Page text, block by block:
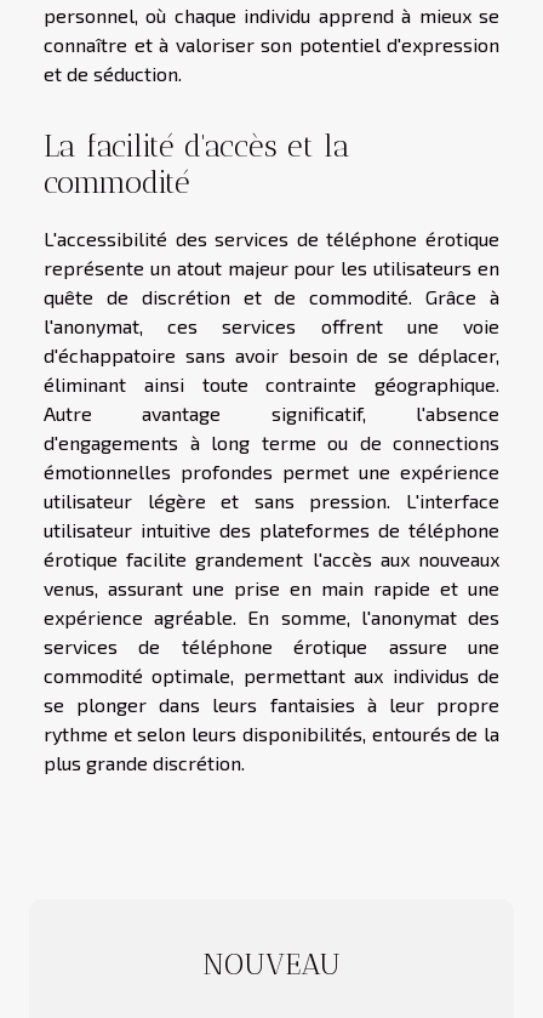
personnel, où chaque individu apprend à mieux se
connaître et à valoriser son potentiel d'expression
et de séduction.
La facilité d'accès et la
commodité
L'accessibilité des services de téléphone érotique
représente un atout majeur pour les utilisateurs en
quête de discrétion et de commodité. Grâce à
l'anonymat, ces services offrent une voie
d'échappatoire sans avoir besoin de se déplacer,
éliminant ainsi toute contrainte géographique.
Autre avantage significatif, l'absence
d'engagements à long terme ou de connections
émotionnelles profondes permet une expérience
utilisateur légère et sans pression. L'interface
utilisateur intuitive des plateformes de téléphone
érotique facilite grandement l'accès aux nouveaux
venus, assurant une prise en main rapide et une
expérience agréable. En somme, l'anonymat des
services de téléphone érotique assure une
commodité optimale, permettant aux individus de
se plonger dans leurs fantaisies à leur propre
rythme et selon leurs disponibilités, entourés de la
plus grande discrétion.
NOUVEAU